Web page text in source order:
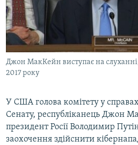
ВІДЕОУРОКИ «ELIFBE»
СВІДЧЕННЯ ОКУПАЦІЇ
УКРАЇНСЬКА ПРОБЛЕМА КРИМУ
ІНФОГРАФІКА
Русский
Qırımtatar
ДОЛУЧАЙСЯ!
Усі сайти RFE/RL
Джон МакКейн виступає на
2017 року
У США голова комітету у
Сенату, республіканець Джон
президент Росії Володимир
заохочення здійснити